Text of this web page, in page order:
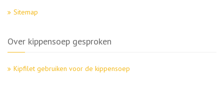
Sitemap
Over kippensoep gesproken
Kipfilet gebruiken voor de kippensoep